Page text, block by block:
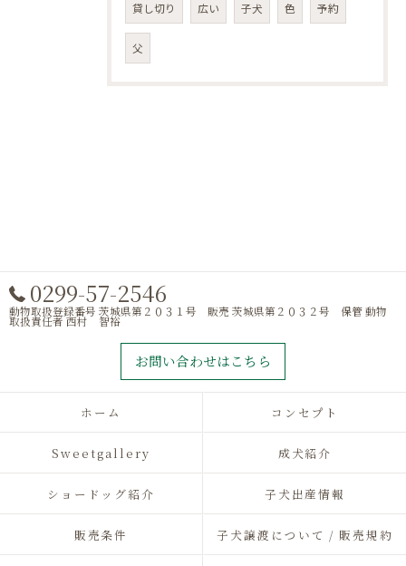
貸し切り 広い 子犬 色 予約
父
0299-57-2546
動物取扱登録番号 茨城県第２０３１号 販売 茨城県第２０３２号 保管 動物
取扱責任者 西村 智裕
お問い合わせはこちら
ホーム コンセプト
Sweetgallery 成犬紹介
ショードッグ紹介 子犬出産情報
販売条件 子犬譲渡について / 販売規約